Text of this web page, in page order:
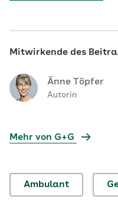
Mitwirkende des
Änne Töpfer
Autorin
Mehr von G+G
Ambulant